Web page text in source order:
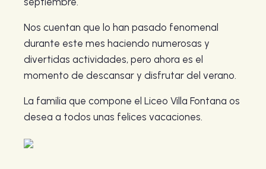
Nos cuentan que lo han pasado fenomenal
durante este mes haciendo numerosas y
divertidas actividades, pero ahora es el
momento de descansar y disfrutar del verano.
La familia que compone el Liceo Villa Fontana os
desea a todos unas felices vacaciones.